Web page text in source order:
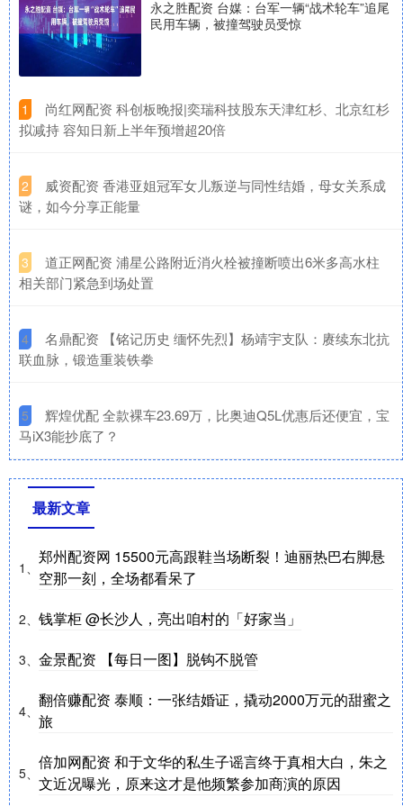
永之胜配资 台媒：台军一辆“战术轮车”追尾
民用车辆，被撞驾驶员受惊
1
​尚红网配资 科创板晚报|奕瑞科技股东天津红杉、北京红杉
拟减持 容知日新上半年预增超20倍
2
​威资配资 香港亚姐冠军女儿叛逆与同性结婚，母女关系成
谜，如今分享正能量
3
​道正网配资 浦星公路附近消火栓被撞断喷出6米多高水柱
相关部门紧急到场处置
4
​名鼎配资 【铭记历史 缅怀先烈】杨靖宇支队：赓续东北抗
联血脉，锻造重装铁拳
5
​辉煌优配 全款裸车23.69万，比奥迪Q5L优惠后还便宜，宝
马iX3能抄底了？
最新文章
1、
郑州配资网 15500元高跟鞋当场断裂！迪丽热巴右脚悬
空那一刻，全场都看呆了
2、 钱掌柜 @长沙人，亮出咱村的「好家当」
3、 金景配资 【每日一图】脱钩不脱管
4、
翻倍赚配资 泰顺：一张结婚证，撬动2000万元的甜蜜之
旅
5、
倍加网配资 和于文华的私生子谣言终于真相大白，朱之
文近况曝光，原来这才是他频繁参加商演的原因